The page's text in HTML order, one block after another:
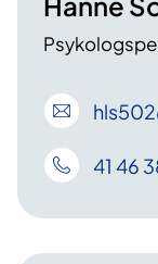
hls502
41 46